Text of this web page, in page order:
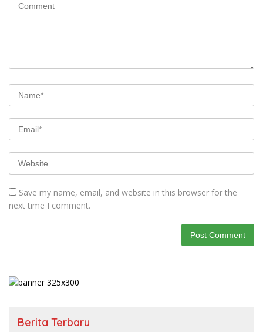
Save my name, email, and website in this browser for the
next time I comment.
Berita Terbaru